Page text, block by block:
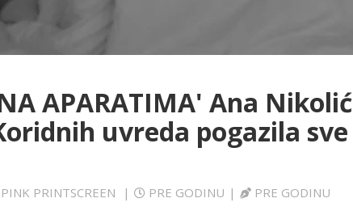
APARATIMA' Ana Nikolić
uvreda pogazila sve
PRINTSCREEN | PRE GODINU | PRE GODINU